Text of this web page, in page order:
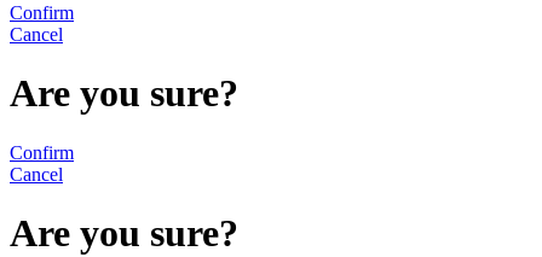
Confirm
Cancel
Are you sure?
Confirm
Cancel
Are you sure?